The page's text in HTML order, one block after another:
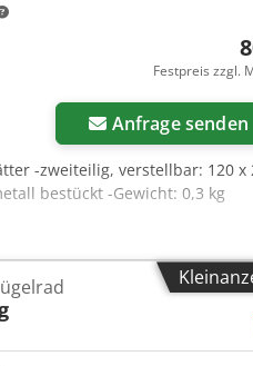
Festpreis zzgl.
Anfrage senden
-zweiteilig, verstellbar: 120 x
bestückt -Gewicht: 0,3 kg